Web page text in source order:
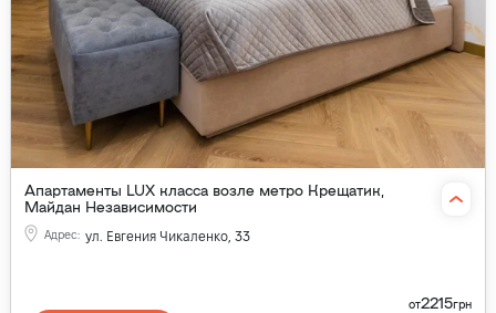
Апартаменты LUX класса возле метро Крещатик,
Майдан Независимости
Адрес: ул. Евгения Чикаленко, 33
от2215грн